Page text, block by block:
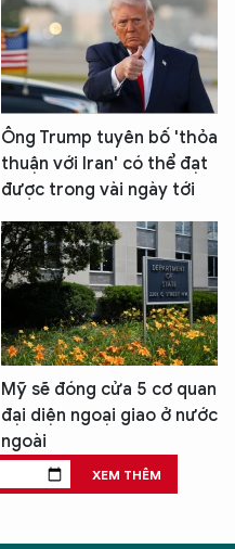
Ông Trump tuyên bố 'thỏa
thuận với Iran' có thể đạt
được trong vài ngày tới
Mỹ sẽ đóng cửa 5 cơ quan
đại diện ngoại giao ở nước
ngoài
XEM THÊM